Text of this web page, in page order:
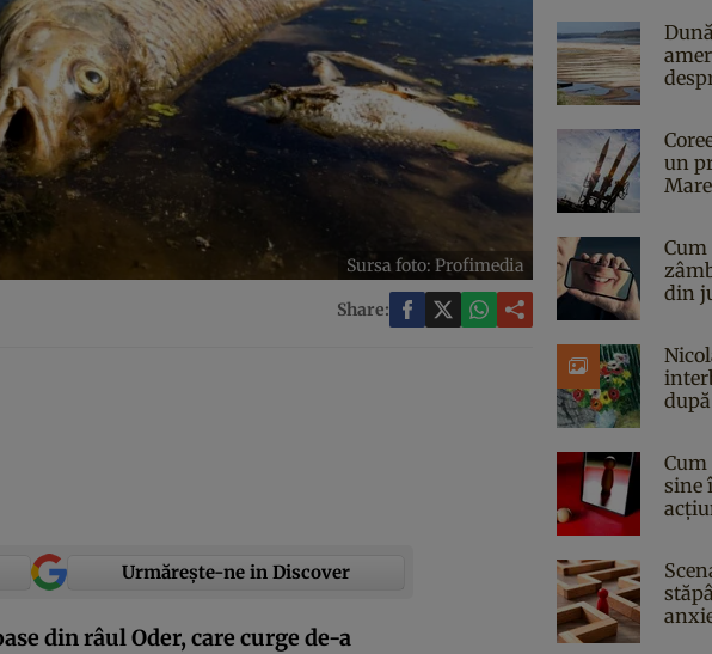
Sursa foto: Profimedia
Share:
Urmărește-ne in Discover
din râul Oder, care curge de-a
un
Cum
din
sine